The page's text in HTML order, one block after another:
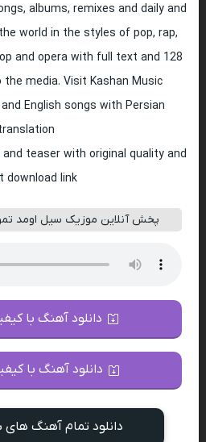
albums, remixes and daily and
world in the styles of pop, rap,
and opera with full text and 128
media. Visit Kashan Music
English songs with Persian
teaser with original quality and
download link
پخش آنلاین موزیک سیل اومد
دانلود آهنگ با
دانلود آهنگ با
دانلود تمام آهنگ